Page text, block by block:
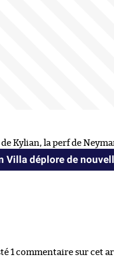
Kylian, la perf de
Villa déplore de
1 commentaire sur cet